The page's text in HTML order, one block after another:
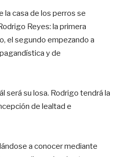
la casa de los perros se
Reyes: la primera
el segundo empezando a
y de
será su losa. Rodrigo tendrá la
de lealtad e
a conocer mediante